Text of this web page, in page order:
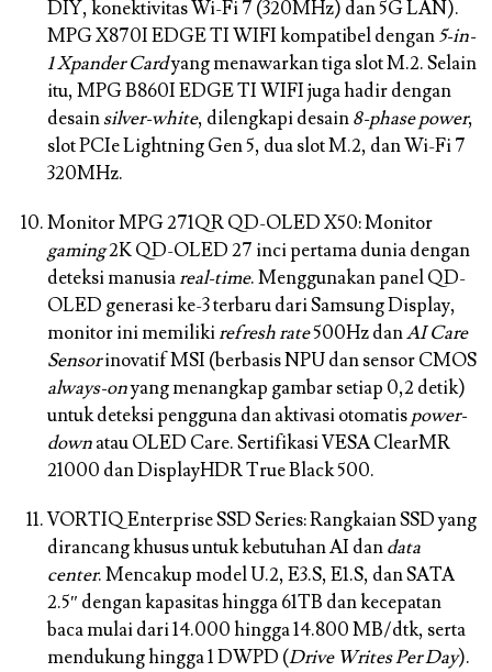
DIY, konektivitas Wi-Fi 7 (320MHz) dan 5G LAN).
MPG X870I EDGE TI WIFI kompatibel dengan5-in-
1 Xpander Cardyang menawarkan tiga slot M.2. Selain
itu, MPG B860I EDGE TI WIFI juga hadir dengan
desainsilver-white, dilengkapi desain8-phase power,
slot PCIe Lightning Gen 5, dua slot M.2, dan Wi-Fi 7
320MHz.
Monitor MPG 271QR QD-OLED X50:Monitor
gaming2K QD-OLED 27 inci pertama dunia dengan
deteksi manusiareal-time. Menggunakan panel QD-
OLED generasi ke-3 terbaru dari Samsung Display,
monitor ini memilikirefresh rate500Hz danAI Care
Sensorinovatif MSI (berbasis NPU dan sensor CMOS
always-onyang menangkap gambar setiap 0,2 detik)
untuk deteksi pengguna dan aktivasi otomatispower-
downatau OLED Care. Sertifikasi VESA ClearMR
21000 dan DisplayHDR True Black 500.
VORTIQ Enterprise SSD Series:Rangkaian SSD yang
dirancang khusus untuk kebutuhan AI dandata
center. Mencakup model U.2, E3.S, E1.S, dan SATA
2.5″ dengan kapasitas hingga 61TB dan kecepatan
baca mulai dari 14.000 hingga 14.800 MB/dtk, serta
mendukung hingga 1 DWPD (Drive Writes Per Day).